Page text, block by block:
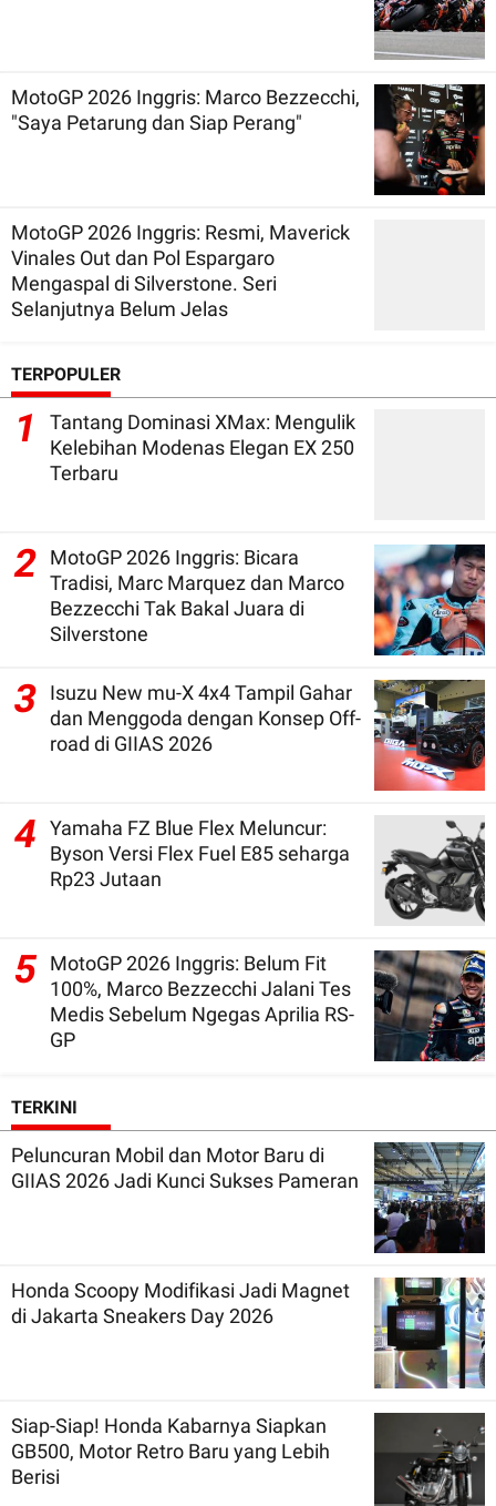
MotoGP 2026 Inggris: Marco Bezzecchi,
"Saya Petarung dan Siap Perang"
MotoGP 2026 Inggris: Resmi, Maverick
Vinales Out dan Pol Espargaro
Mengaspal di Silverstone. Seri
Selanjutnya Belum Jelas
TERPOPULER
1
Tantang Dominasi XMax: Mengulik
Kelebihan Modenas Elegan EX 250
Terbaru
2
MotoGP 2026 Inggris: Bicara
Tradisi, Marc Marquez dan Marco
Bezzecchi Tak Bakal Juara di
Silverstone
3
Isuzu New mu-X 4x4 Tampil Gahar
dan Menggoda dengan Konsep Off-
road di GIIAS 2026
4
Yamaha FZ Blue Flex Meluncur:
Byson Versi Flex Fuel E85 seharga
Rp23 Jutaan
5 MotoGP 2026 Inggris: Belum Fit
100%, Marco Bezzecchi Jalani Tes
Medis Sebelum Ngegas Aprilia RS-
GP
TERKINI
Peluncuran Mobil dan Motor Baru di
GIIAS 2026 Jadi Kunci Sukses Pameran
Honda Scoopy Modifikasi Jadi Magnet
di Jakarta Sneakers Day 2026
Siap-Siap! Honda Kabarnya Siapkan
GB500, Motor Retro Baru yang Lebih
Berisi